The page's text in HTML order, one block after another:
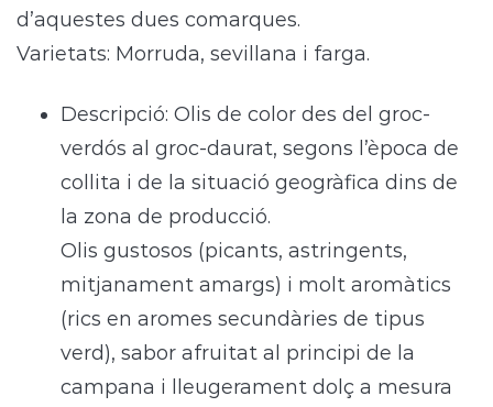
d’aquestes dues comarques.
Varietats: Morruda, sevillana i farga.
Descripció: Olis de color des del groc-
verdós al groc-daurat, segons l’època de
collita i de la situació geogràfica dins de
la zona de producció.
Olis gustosos (picants, astringents,
mitjanament amargs) i molt aromàtics
(rics en aromes secundàries de tipus
verd), sabor afruitat al principi de la
campana i lleugerament dolç a mesura